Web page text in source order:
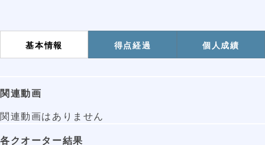
基本情報 得点経過 個人成績
関連動画
関連動画はありません
各クオーター結果